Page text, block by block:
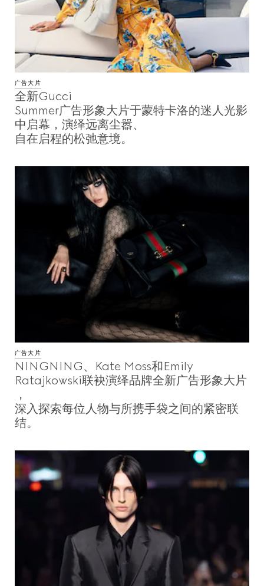
广告大片
全新Gucci
Summer广告形象大片于蒙特卡洛的迷人光影
中启幕，演绎远离尘嚣、
自在启程的松弛意境。
广告大片
NINGNING、Kate Moss和Emily
Ratajkowski联袂演绎品牌全新广告形象大片
，
深入探索每位人物与所携手袋之间的紧密联
结。